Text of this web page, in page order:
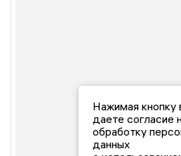
Нажимая кнопку
даете согласие
обработку
данных